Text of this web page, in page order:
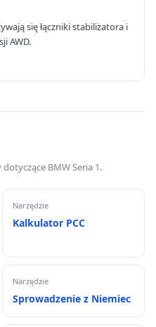
się łączniki stabilizatora i
AWD.
BMW Seria 1.
Narzędzie
Kalkulator PCC
Narzędzie
Sprowadzenie z Niemiec